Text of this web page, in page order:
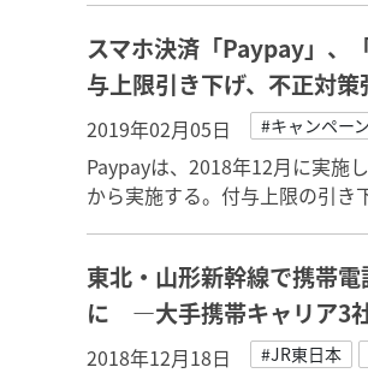
スマホ決済「Paypay」、
与上限引き下げ、不正対策
2019年02月05日 #キャンペーン
Paypayは、2018年12月に実施
から実施する。付与上限の引き
東北・山形新幹線で携帯
に ―大手携帯キャリア3
2018年12月18日 #JR東日本